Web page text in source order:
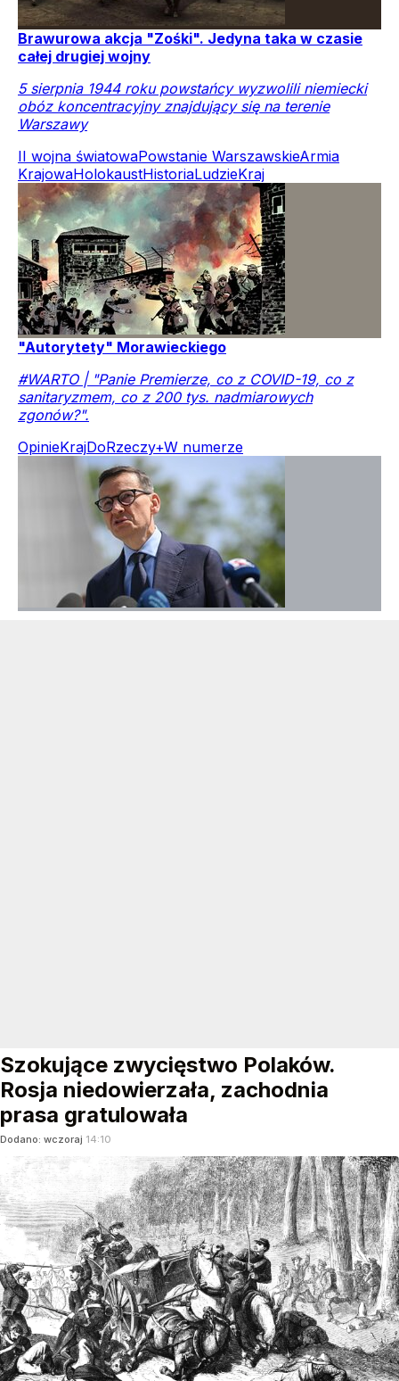
Brawurowa akcja "Zośki". Jedyna taka w czasie
całej drugiej wojny
5 sierpnia 1944 roku powstańcy wyzwolili niemiecki
obóz koncentracyjny znajdujący się na terenie
Warszawy
II wojna światowaPowstanie WarszawskieArmia
KrajowaHolokaustHistoriaLudzieKraj
"Autorytety" Morawieckiego
#WARTO | "Panie Premierze, co z COVID-19, co z
sanitaryzmem, co z 200 tys. nadmiarowych
zgonów?".
OpinieKrajDoRzeczy+W numerze
Szokujące zwycięstwo Polaków.
Rosja niedowierzała, zachodnia
prasa gratulowała
Dodano: wczoraj 14:10